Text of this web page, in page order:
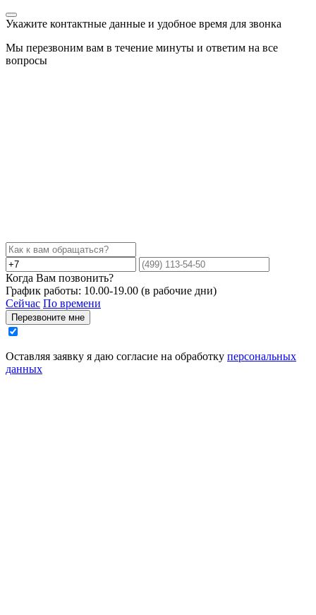
Укажите контактные данные и удобное время для звонка
Мы перезвоним вам в течение минуты и ответим на все
вопросы
Когда Вам позвонить?
График работы: 10.00-19.00 (в рабочие дни)
Сейчас По времени
Перезвоните мне
Оставляя заявку я даю согласие на обработку персональных
данных